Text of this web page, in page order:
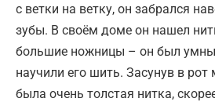
с ветки на ветку, он забрался
зубы. В своём доме он нашел
большие ножницы – он был
научили его шить. Засунув в рот
была очень толстая нитка,